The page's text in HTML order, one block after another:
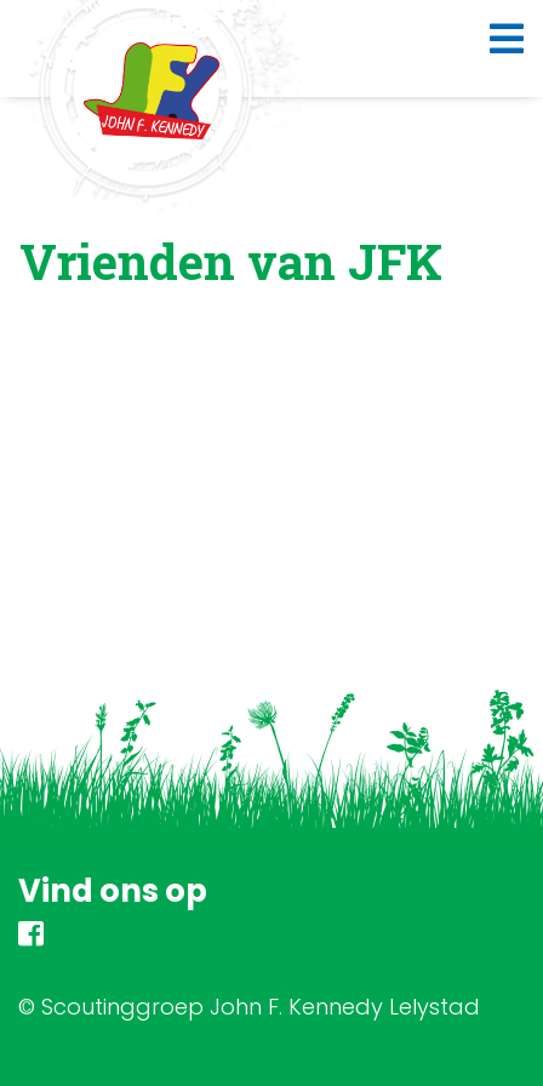
Vrienden van JFK
Vind ons op
© Scoutinggroep John F. Kennedy Lelystad